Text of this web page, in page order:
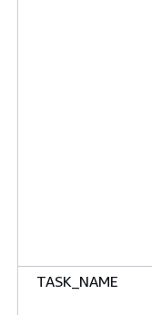
TASK_NAME